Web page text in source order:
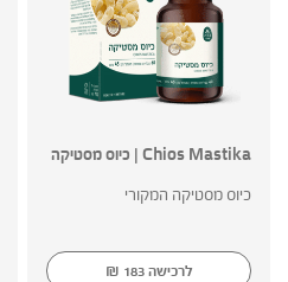
Chios Mastika | כיוס מסטיקה
כיוס מסטיקה המקורי
לרכישה ₪ 183